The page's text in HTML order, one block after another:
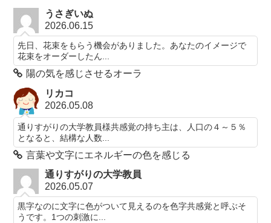
うさぎいぬ
2026.06.15
先日、花束をもらう機会がありました。あなたのイメージで
花束をオーダーしたん...
陽の気を感じさせるオーラ
リカコ
2026.05.08
通りすがりの大学教員様共感覚の持ち主は、人口の４～５％
となると、結構な人数...
言葉や文字にエネルギーの色を感じる
通りすがりの大学教員
2026.05.07
黒字なのに文字に色がついて見えるのを色字共感覚と呼ぶそ
うです。1つの刺激に...